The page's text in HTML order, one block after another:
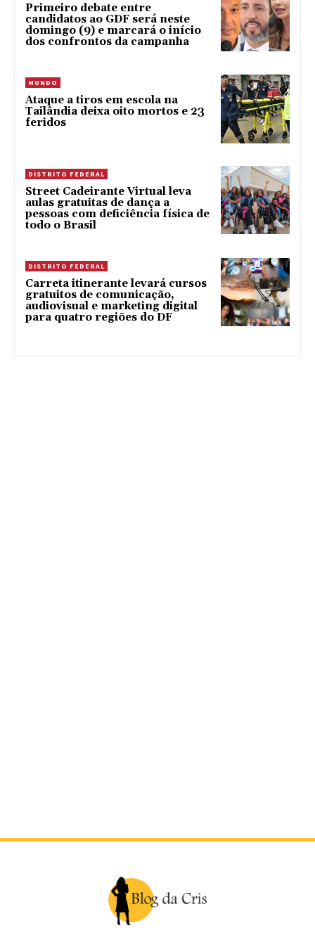
Primeiro debate entre
candidatos ao GDF será neste
domingo (9) e marcará o início
dos confrontos da campanha
MUNDO
Ataque a tiros em escola na
Tailândia deixa oito mortos e 23
feridos
DISTRITO FEDERAL
Street Cadeirante Virtual leva
aulas gratuitas de dança a
pessoas com deficiência física de
todo o Brasil
DISTRITO FEDERAL
Carreta itinerante levará cursos
gratuitos de comunicação,
audiovisual e marketing digital
para quatro regiões do DF